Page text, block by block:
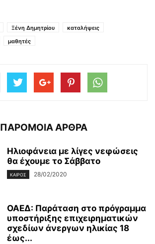
Ξένη Δημητρίου
καταλήψεις
μαθητές
ΠΑΡΟΜΟΙΑ ΑΡΘΡΑ
Ηλιοφάνεια με λίγες νεφώσεις
θα έχουμε το Σάββατο
ΚΑΙΡΌΣ 28/02/2020
ΟΑΕΔ: Παράταση στο πρόγραμμα
υποστήριξης επιχειρηματικών
σχεδίων άνεργων ηλικίας 18
έως...